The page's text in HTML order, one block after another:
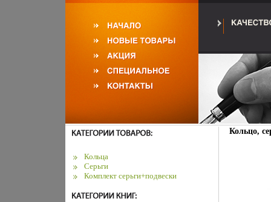
Кольца
Серьги
Комплект серьги+подвески
Кольцо,